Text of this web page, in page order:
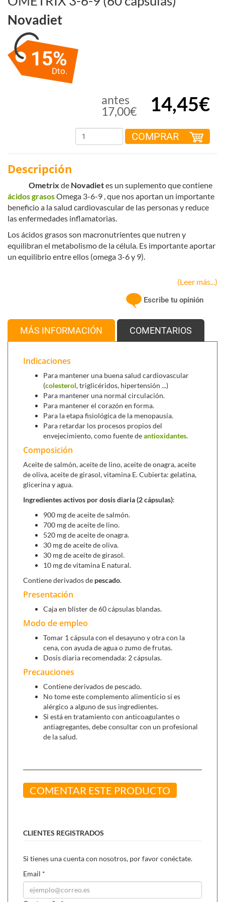
Novadiet
15%
Dto.
antes
17,00€
14,45€
COMPRAR
Descripción
Ometrix de Novadietes un suplemento que contiene
ácidos grasosOmega 3-6-9 , que nos aportan un importante
beneficio a la salud cardiovascular de las personas y reduce
las enfermedades inflamatorias.
Los ácidos grasos son macronutrientes que nutren y
equilibran el metabolismo de la célula. Es importante aportar
un equilibrio entre ellos (omega 3-6 y 9).
(Leer más...)
Escribe tu opinión
MÁS INFORMACIÓN COMENTARIOS
Indicaciones
Para mantener una buena salud cardiovascular
(colesterol, triglicéridos, hipertensión ...)
Para mantener una normal circulación.
Para mantener el corazón en forma.
Para la etapa fisiológica de la menopausia.
Para retardar los procesos propios del
envejecimiento, como fuente deantioxidantes.
Composición
Aceite de salmón, aceite de lino, aceite de onagra, aceite
de oliva, aceite de girasol, vitamina E. Cubierta: gelatina,
glicerina y agua.
Ingredientes activos por dosis diaria (2 cápsulas):
900 mg de aceite de salmón.
700 mg de aceite de lino.
520 mg de aceite de onagra.
30 mg de aceite de oliva.
30 mg de aceite de girasol.
10 mg de vitamina E natural.
Contiene derivados de pescado.
Presentación
Caja en blister de 60 cápsulas blandas.
Modo de empleo
Tomar 1 cápsula con el desayuno y otra con la
cena, con ayuda de agua o zumo de frutas.
Dosis diaria recomendada: 2 cápsulas.
Precauciones
Contiene derivados de pescado.
No tome este complemento alimenticio si es
alérgico a alguno de sus ingredientes.
Si está en tratamiento con anticoagulantes o
antiagregantes, debe consultar con un profesional
de la salud.
COMENTAR ESTE PRODUCTO
CLIENTES REGISTRADOS
Si tienes una cuenta con nosotros, por favor conéctate.
Email *